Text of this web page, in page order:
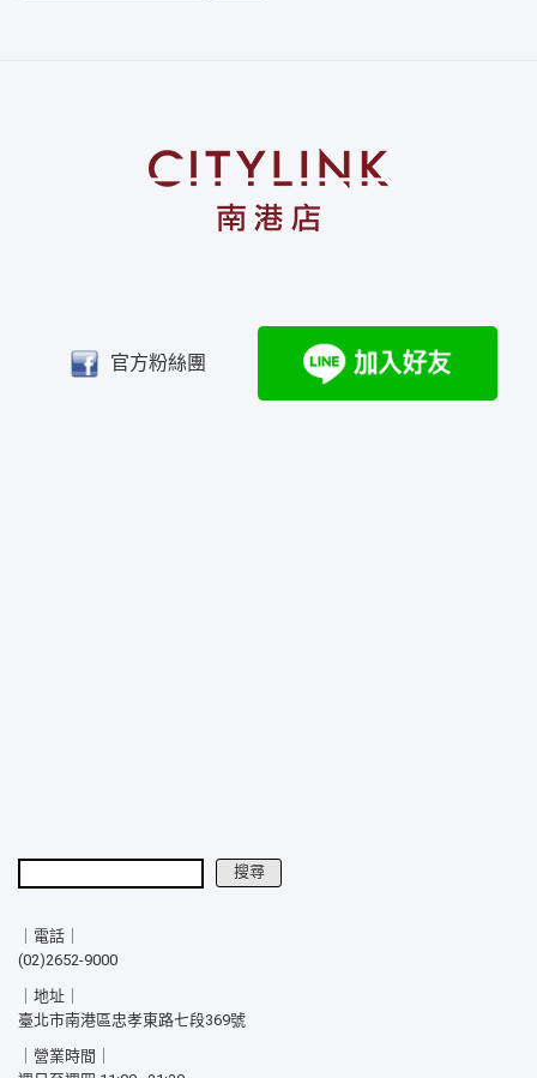
官方粉絲團
搜尋
｜電話｜
(02)2652-9000
｜地址｜
臺北市南港區忠孝東路七段369號
｜營業時間｜